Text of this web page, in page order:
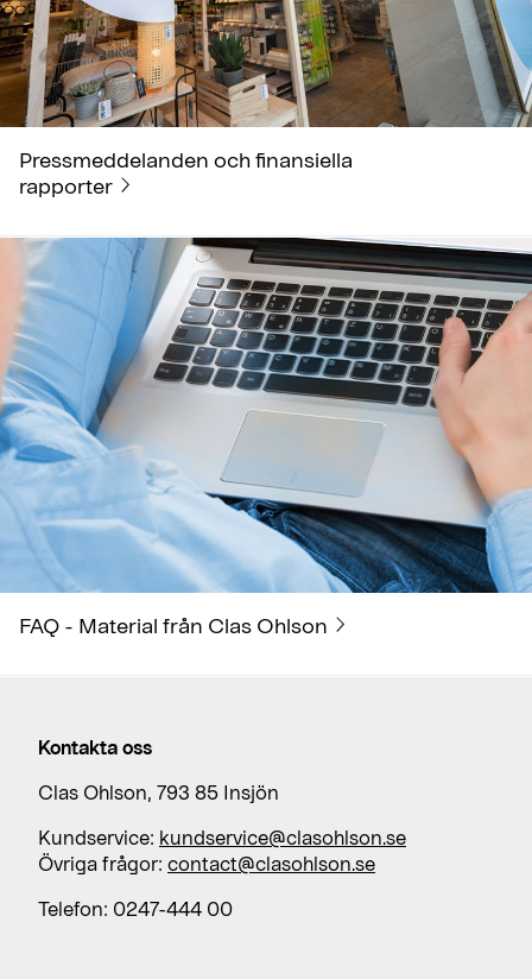
Pressmeddelanden och finansiella
rapporter
FAQ - Material från Clas Ohlson
Kontakta oss
Clas Ohlson, 793 85 Insjön
Kundservice: kundservice@clasohlson.se
Övriga frågor: contact@clasohlson.se
Telefon: 0247-444 00